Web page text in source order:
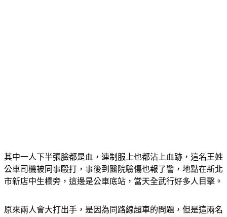
其中一人下半張臉都是血，連制服上也都沾上血跡，這名王姓
公車司機被同事毆打，事後到醫院驗傷也報了警，地點在新北
市新店中生橋旁，這邊是公車底站，當天全武行好多人目擊。
原來兩人會大打出手，是因為同路線超車的問題，但是這兩名